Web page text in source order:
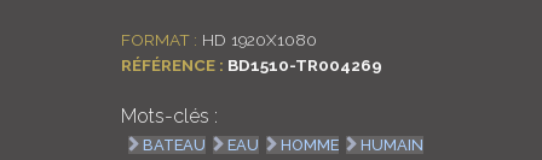
FORMAT : HD 1920X1080
RÉFÉRENCE : BD1510-TR004269
Mots-clés :
BATEAU EAU HOMME
HUMAIN